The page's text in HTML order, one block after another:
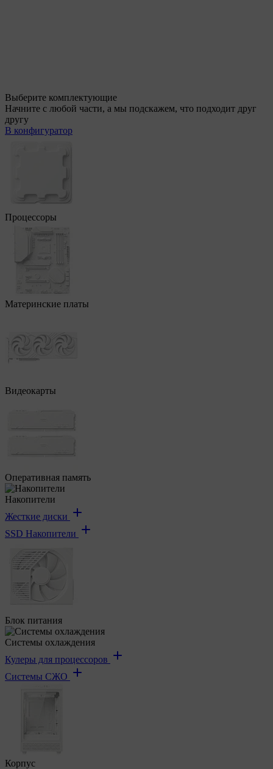
Выберите комплектующие
Начните с любой части, а мы подскажем, что подходит друг
другу
В конфигуратор
Процессоры
Материнские платы
Видеокарты
Оперативная память
Накопители
Жесткие диски
SSD Накопители
Блок питания
Системы охлаждения
Кулеры для процессоров
Системы СЖО
Корпус